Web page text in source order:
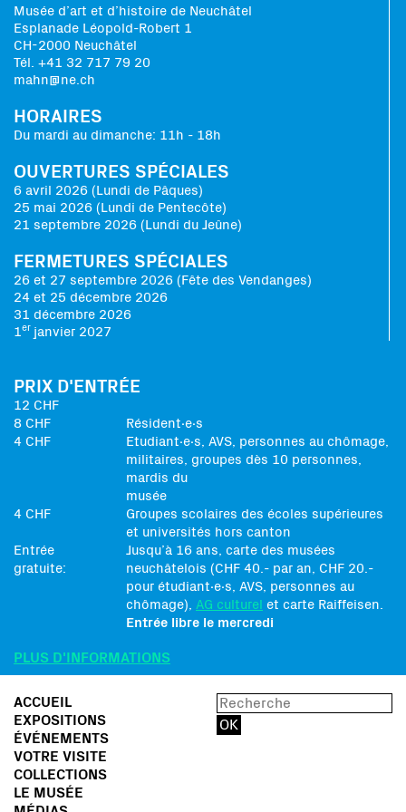
Musée d’art et d’histoire de Neuchâtel
Esplanade Léopold-Robert 1
CH-2000 Neuchâtel
Tél. +41 32 717 79 20
mahn@ne.ch
HORAIRES
Du mardi au dimanche: 11h - 18h
OUVERTURES SPÉCIALES
6 avril 2026 (Lundi de Pâques)
25 mai 2026 (Lundi de Pentecôte)
21 septembre 2026 (Lundi du Jeûne)
FERMETURES SPÉCIALES
26 et 27 septembre 2026 (Fête des Vendanges)
24 et 25 décembre 2026
31 décembre 2026
1er janvier 2027
PRIX D'ENTRÉE
12 CHF
8 CHF
Résident∙e∙s
4 CHF
Etudiant∙e∙s, AVS, personnes au chômage,
militaires, groupes dès 10 personnes,
mardis du
musée
4 CHF
Groupes scolaires des écoles supérieures
et universités hors canton
Entrée
gratuite:
Jusqu’à 16 ans, carte des musées
neuchâtelois (CHF 40.- par an, CHF 20.-
pour étudiant∙e∙s, AVS, personnes au
chômage), AG culturel et carte Raiffeisen.
Entrée libre le mercredi
PLUS D'INFORMATIONS
ACCUEIL
EXPOSITIONS
ÉVÉNEMENTS
VOTRE VISITE
COLLECTIONS
LE MUSÉE